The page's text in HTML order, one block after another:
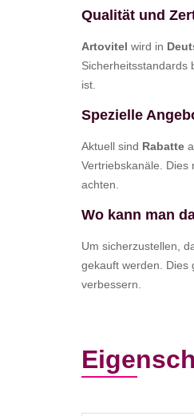
Qualität und
Artovitel wird in
Sicherheitsstandards
ist.
Spezielle
Aktuell sind Rabatte
Vertriebskanäle. Dies
achten.
Wo kann man
Um sicherzustellen,
gekauft werden. Dies
verbessern.